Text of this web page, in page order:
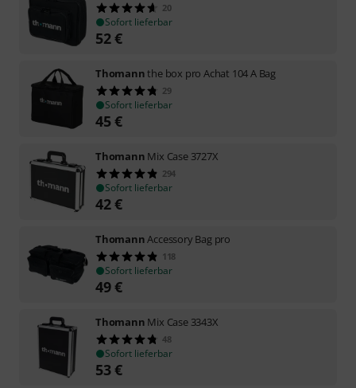
20
Sofort lieferbar
52€
Thomannthe box pro Achat 104 A Bag
29
Sofort lieferbar
45€
Thomann Mix Case 3727X
294
Sofort lieferbar
42€
ThomannAccessory Bag pro
118
Sofort lieferbar
49€
Thomann Mix Case 3343X
48
Sofort lieferbar
53€